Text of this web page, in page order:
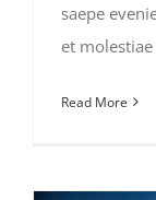
saepe
et
Read More